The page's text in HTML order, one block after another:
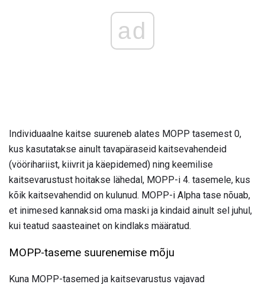
ad
Individuaalne kaitse suureneb alates MOPP tasemest 0,
kus kasutatakse ainult tavapäraseid kaitsevahendeid
(vöörihariist, kiivrit ja käepidemed) ning keemilise
kaitsevarustust hoitakse lähedal, MOPP-i 4. tasemele, kus
kõik kaitsevahendid on kulunud. MOPP-i Alpha tase nõuab,
et inimesed kannaksid oma maski ja kindaid ainult sel juhul,
kui teatud saasteainet on kindlaks määratud.
MOPP-taseme suurenemise mõju
Kuna MOPP-tasemed ja kaitsevarustus vajavad